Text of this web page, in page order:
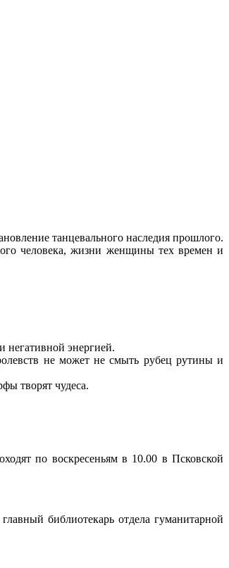
танцевального наследия прошлого.
человека, жизни женщины тех времен и
негативной энергией.
не может не смыть рубец рутины и
творят чудеса.
по воскресеньям в 10.00 в Псковской
библиотекарь отдела гуманитарной